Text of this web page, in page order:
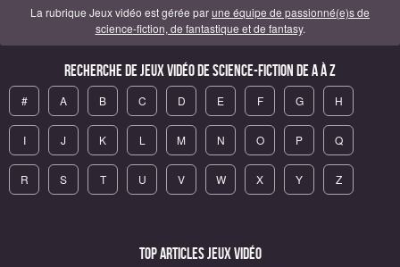
La rubrique Jeux vidéo est gérée parune équipe de passionné(e)s de
science-fiction, de fantastique et de fantasy.
Recherche de Jeux vidéo de science-fiction de A à Z
# A B C D E F G H
I J K L M N O P Q
R S T U V W X Y Z
Top articles Jeux vidéo